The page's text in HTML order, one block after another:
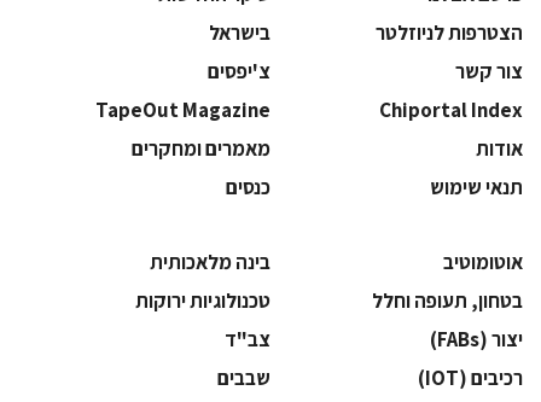
הצטרפות לניוזלטר
בישראל
צור קשר
צ'יפסים
Chiportal Index
TapeOut Magazine
אודות
מאמרים ומחקרים
תנאי שימוש
כנסים
אוטומוטיב
בינה מלאכותית
בטחון, תעופה וחלל
‫טכנולוגיות ירוקות‬
‫יצור (‪(FABs‬‬
‫צב"ד‬
‫רכיבים‬ (IOT)
‫שבבים‬